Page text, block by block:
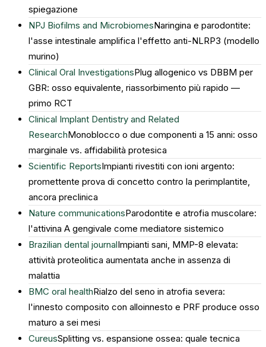
spiegazione
NPJ Biofilms and MicrobiomesNaringina e parodontite:
l'asse intestinale amplifica l'effetto anti-NLRP3 (modello
murino)
Clinical Oral InvestigationsPlug allogenico vs DBBM per
GBR: osso equivalente, riassorbimento più rapido —
primo RCT
Clinical Implant Dentistry and Related
ResearchMonoblocco o due componenti a 15 anni: osso
marginale vs. affidabilità protesica
Scientific ReportsImpianti rivestiti con ioni argento:
promettente prova di concetto contro la perimplantite,
ancora preclinica
Nature communicationsParodontite e atrofia muscolare:
l'attivina A gengivale come mediatore sistemico
Brazilian dental journalImpianti sani, MMP-8 elevata:
attività proteolitica aumentata anche in assenza di
malattia
BMC oral healthRialzo del seno in atrofia severa:
l'innesto composito con alloinnesto e PRF produce osso
maturo a sei mesi
CureusSplitting vs. espansione ossea: quale tecnica